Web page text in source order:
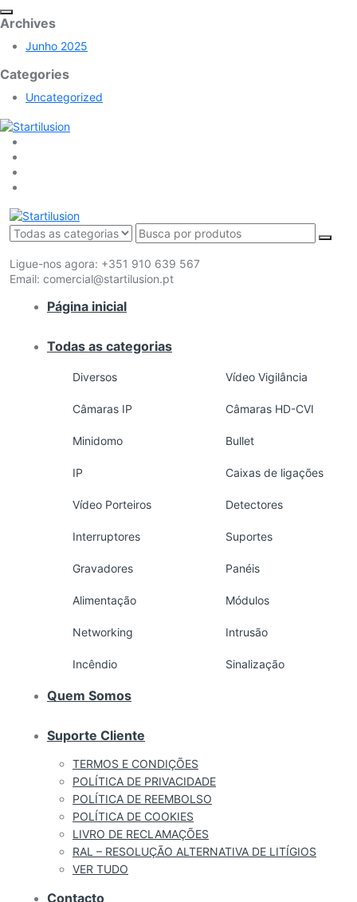
Archives
Junho 2025
Categories
Uncategorized
Ligue-nos agora: +351 910 639 567
Email: comercial@startilusion.pt
Página inicial
Todas as categorias
Diversos Vídeo Vigilância
Câmaras IP Câmaras HD-CVI
Minidomo Bullet
IP Caixas de ligações
Vídeo Porteiros Detectores
Interruptores Suportes
Gravadores Panéis
Alimentação Módulos
Networking Intrusão
Incêndio Sinalização
Quem Somos
Suporte Cliente
TERMOS E CONDIÇÕES
POLÍTICA DE PRIVACIDADE
POLÍTICA DE REEMBOLSO
POLÍTICA DE COOKIES
LIVRO DE RECLAMAÇÕES
RAL – RESOLUÇÃO ALTERNATIVA DE LITÍGIOS
VER TUDO
Contacto